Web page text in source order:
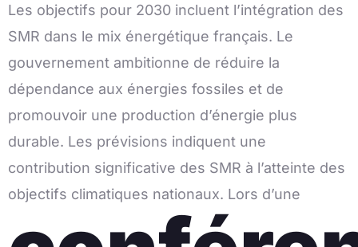
Les objectifs pour 2030 incluent l’intégration des
SMR dans le mix énergétique français. Le
gouvernement ambitionne de réduire la
dépendance aux énergies fossiles et de
promouvoir une production d’énergie plus
durable. Les prévisions indiquent une
contribution significative des SMR à l’atteinte des
objectifs climatiques nationaux. Lors d’une